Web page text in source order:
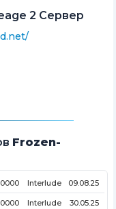
2 Сервер
Frozen-
Interlude 09.08.25
Interlude 30.05.25